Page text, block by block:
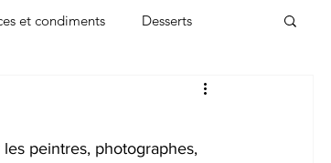
et condiments Desserts
peintres, photographes,